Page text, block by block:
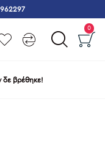
0
δε βρέθηκε!